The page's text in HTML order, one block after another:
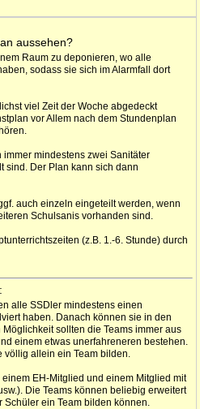
aussehen?
Raum zu deponieren, wo alle
sodass sie sich im Alarmfall dort
viel Zeit der Woche abgedeckt
vor Allem nach dem Stundenplan
immer mindestens zwei Sanitäter
sind. Der Plan kann sich dann
auch einzeln eingeteilt werden, wenn
Schulsanis vorhanden sind.
(z.B. 1.-6. Stunde) durch
alle SSDler mindestens einen
haben. Danach können sie in den
sollten die Teams immer aus
einem etwas unerfahreneren bestehen.
völlig allein ein Team bilden.
EH-Mitglied und einem Mitglied mit
Die Teams können beliebig erweitert
ein Team bilden können.